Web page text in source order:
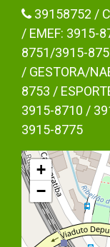
39158752 /
/ EMEF: 3915-
8751/3915-
/ GESTORA/
8753 /
3915-8710 /
3915-8775
+
−